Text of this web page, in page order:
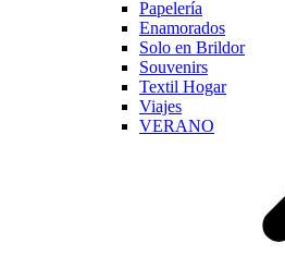
Papelería
Enamorados
Solo en Brildor
Souvenirs
Textil Hogar
Viajes
VERANO